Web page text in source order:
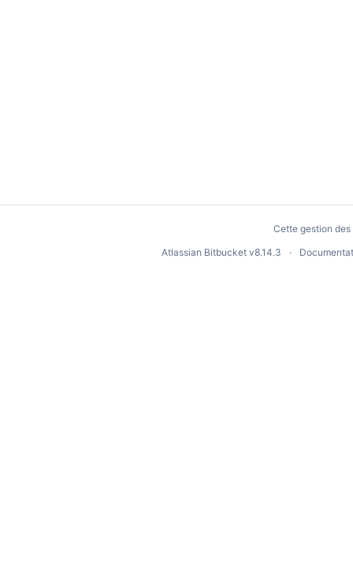
Cette gestion
Atlassian Bitbucket v8.14.3